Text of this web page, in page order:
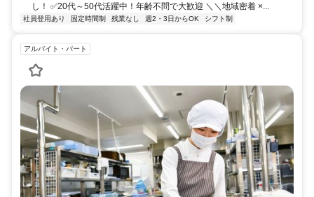
し！ ✅20代～50代活躍中！年齢不問で大歓迎 ＼＼地域密着 ×...
社員登用あり 固定時間制 残業なし 週2・3日からOK シフト制
アルバイト・パート